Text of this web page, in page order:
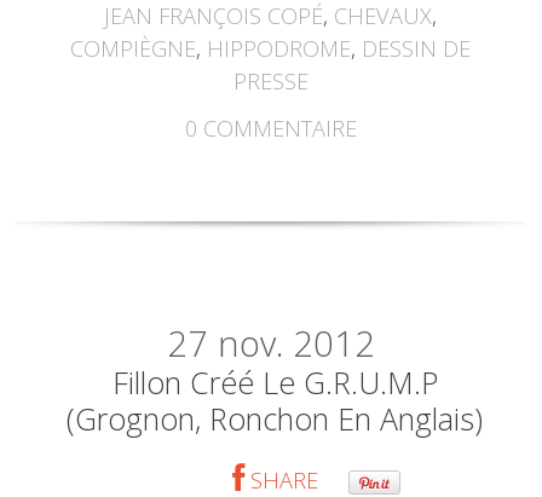
JEAN FRANÇOIS COPÉ, CHEVAUX,
COMPIÈGNE, HIPPODROME, DESSIN DE
PRESSE
0 COMMENTAIRE
27 nov. 2012
Fillon Créé Le G.R.U.M.P
(grognon, Ronchon En Anglais)
SHARE